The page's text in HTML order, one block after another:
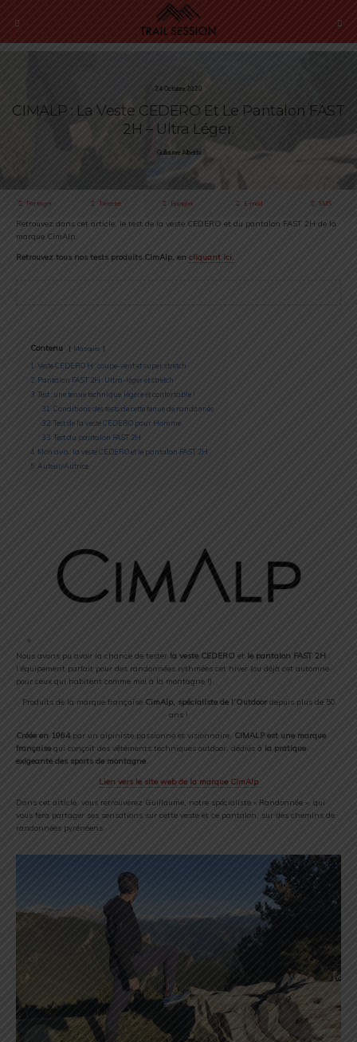
24 Octobre 2020
CIMALP : La Veste CEDERO Et Le Pantalon FAST
2H – Ultra Léger.
Guillaume Albelda
Partager Tweeter Épingler E-mail SMS
Retrouvez dans cet article, le test de la veste CEDERO et du pantalon FAST 2H de la
marque CimAlp.
Retrouvez tous nos tests produits CimAlp, en cliquant ici.
Contenu Masquer
1 Veste CEDERO H : coupe-vent et super stretch
2 Pantalon FAST 2H : Ultra-léger et stretch
3 Test : une tenue technique, légère et confortable !
3.1
Conditions des tests de cette tenue de randonnée
3.2 Test de la veste CEDERO pour Homme
3.3 Test du pantalon FAST 2H
4 Mon avis : la veste CEDERO et le pantalon FAST 2H
5 Auteur/Autrice
Nous avons pu avoir la chance de tester la veste CEDERO et le pantalon FAST 2H
l’équipement parfait pour des randonnées rythmées cet hiver (ou déjà cet automne
pour ceux qui habitent comme moi à la montagne !).
Produits de la marque française CimAlp, spécialiste de l’Outdoordepuis plus de 50
ans !
Créée en 1964par un alpiniste passionné et visionnaire, CIMALP est une marque
française qui conçoit des vêtements techniques outdoor, dédiés à la pratique
exigeante des sports de montagne.
Lien vers le site web de la marque CimAlp
Dans cet article, vous retrouverez Guillaume, notre spécialiste « Randonnée », qui
vous fera partager ses sensations sur cette veste et ce pantalon, sur des chemins de
randonnées pyrénéens.